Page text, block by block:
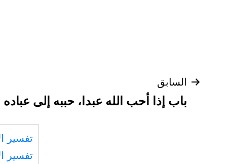
تصفّح
المقالات
السابق
باب إذا أحب الله عبدا، حببه إلى عباده
تفسير
تفسير